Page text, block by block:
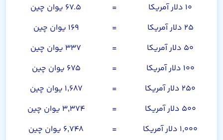
۱۰ دلار آمریکا
=
۶۷.۵ یوان چین
۲۵ دلار آمریکا
=
۱۶۹ یوان چین
۵۰ دلار آمریکا
=
۳۳۷ یوان چین
۱۰۰ دلار آمریکا
=
۶۷۵ یوان چین
۲۵۰ دلار آمریکا
=
۱,۶۸۷ یوان چین
۵۰۰ دلار آمریکا
=
۳,۳۷۴ یوان چین
۱,۰۰۰ دلار آمریکا
=
۶,۷۴۸ یوان چین